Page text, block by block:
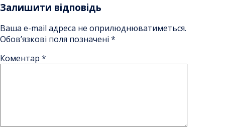
Залишити відповідь
Ваша e-mail адреса не оприлюднюватиметься.
Обов’язкові поля позначені *
Коментар *